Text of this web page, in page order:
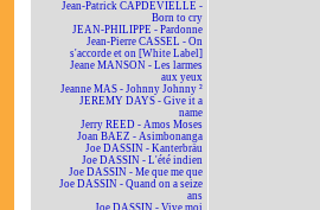
Jean-Patrick CAPDEVIELLE -
Born to cry
JEAN-PHILIPPE - Pardonne
Jean-Pierre CASSEL - On
s'accorde et on [White Label]
Jeane MANSON - Les larmes
aux yeux
Jeanne MAS - Johnny Johnny ²
JEREMY DAYS - Give it a
name
Jerry REED - Amos Moses
Joan BAEZ - Asimbonanga
Joe DASSIN - Kanterbräu
Joe DASSIN - L'été indien
Joe DASSIN - Me que me que
Joe DASSIN - Quand on a seize
ans
Joe DASSIN - Vive moi